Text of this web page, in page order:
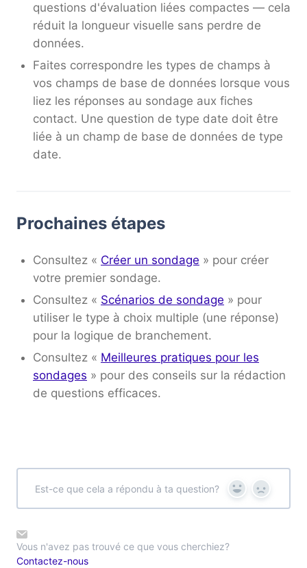
questions d'évaluation liées compactes — cela
réduit la longueur visuelle sans perdre de
données.
Faites correspondre les types de champs à
vos champs de base de données lorsque vous
liez les réponses au sondage aux fiches
contact. Une question de type date doit être
liée à un champ de base de données de type
date.
Prochaines étapes
Consultez « Créer un sondage » pour créer
votre premier sondage.
Consultez « Scénarios de sondage » pour
utiliser le type à choix multiple (une réponse)
pour la logique de branchement.
Consultez « Meilleures pratiques pour les
sondages » pour des conseils sur la rédaction
de questions efficaces.
Est-ce que cela a répondu à ta question? Yes No
Vous n'avez pas trouvé ce que vous cherchiez?
Contactez-nous